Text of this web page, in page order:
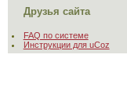
Друзья сайта
FAQ по системе
Инструкции для uCoz